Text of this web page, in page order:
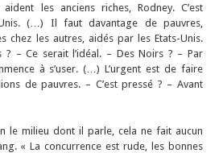
les anciens riches, Rodney. C’est
(…) Il faut davantage de pauvres,
chez les autres, aidés par les Etats-Unis.
– Ce serait l’idéal. – Des Noirs ? – Par
à s’user. (…) L’urgent est de faire
de pauvres. – C’est pressé ? – Avant
le milieu dont il parle, cela ne fait aucun
« La concurrence est rude, les bonnes